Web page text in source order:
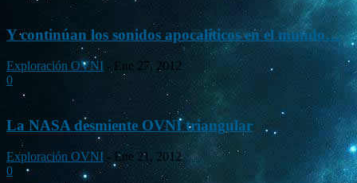
Y continúan los sonidos apocalíticos en el mundo…
Exploración OVNI - Ene 27, 2012
0
La NASA desmiente OVNI triangular
Exploración OVNI - Ene 21, 2012
0